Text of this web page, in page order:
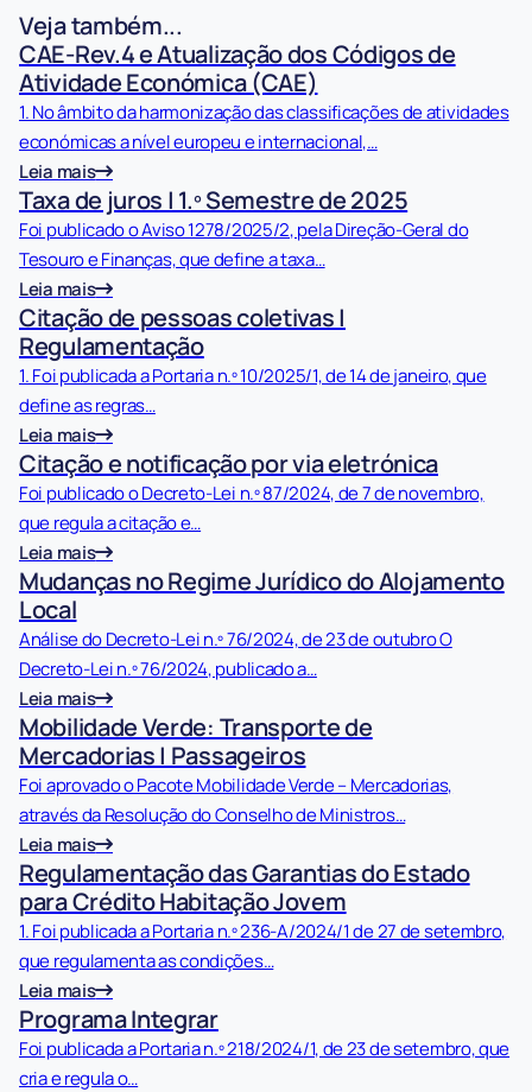
Veja também...
CAE-Rev.4 e Atualização dos Códigos de
Atividade Económica (CAE)
1. No âmbito da harmonização das classificações de atividades
económicas a nível europeu e internacional,…
Leia mais
Taxa de juros | 1.º Semestre de 2025
Foi publicado o Aviso 1278/2025/2, pela Direção-Geral do
Tesouro e Finanças, que define a taxa…
Leia mais
Citação de pessoas coletivas |
Regulamentação
1. Foi publicada a Portaria n.º 10/2025/1, de 14 de janeiro, que
define as regras…
Leia mais
Citação e notificação por via eletrónica
Foi publicado o Decreto-Lei n.º 87/2024, de 7 de novembro,
que regula a citação e…
Leia mais
Mudanças no Regime Jurídico do Alojamento
Local
Análise do Decreto-Lei n.º 76/2024, de 23 de outubro O
Decreto-Lei n.º 76/2024, publicado a…
Leia mais
Mobilidade Verde: Transporte de
Mercadorias | Passageiros
Foi aprovado o Pacote Mobilidade Verde – Mercadorias,
através da Resolução do Conselho de Ministros…
Leia mais
Regulamentação das Garantias do Estado
para Crédito Habitação Jovem
1. Foi publicada a Portaria n.º 236-A/2024/1 de 27 de setembro,
que regulamenta as condições…
Leia mais
Programa Integrar
Foi publicada a Portaria n.º 218/2024/1, de 23 de setembro, que
cria e regula o…